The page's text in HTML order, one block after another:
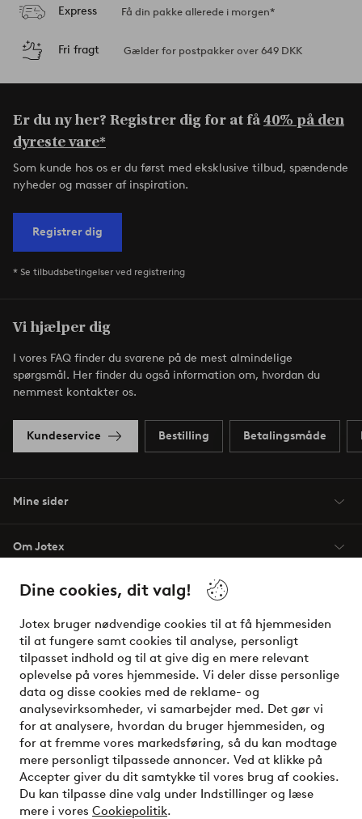
Dine cookies, dit valg!
Jotex bruger nødvendige cookies til at få hjemmesiden
til at fungere samt cookies til analyse, personligt
tilpasset indhold og til at give dig en mere relevant
oplevelse på vores hjemmeside. Vi deler disse personlige
data og disse cookies med de reklame- og
analysevirksomheder, vi samarbejder med. Det gør vi
for at analysere, hvordan du bruger hjemmesiden, og
for at fremme vores markedsføring, så du kan modtage
mere personligt tilpassede annoncer. Ved at klikke på
Accepter giver du dit samtykke til vores brug af cookies.
Du kan tilpasse dine valg under Indstillinger og læse
mere i vores Cookiepolitik.
Express Få din pakke allerede i morgen*
Fri fragt Gælder for postpakker over 649 DKK
Er du ny her? Registrer dig for at få40% på den
dyreste vare*
Som kunde hos os er du først med eksklusive tilbud, spændende
nyheder og masser af inspiration.
Registrer dig
* Se tilbudsbetingelser ved registrering
Vi hjælper dig
I vores FAQ finder du svarene på de mest almindelige
spørgsmål. Her finder du også information om, hvordan du
nemmest kontakter os.
Kundeservice Bestilling Betalingsmåde
Mine sider
Om Jotex
Vilkår
Venner
Sikre betalinger - betal nu eller del op
Vil du vide mere om vores betalingsmuligheder?
elpy